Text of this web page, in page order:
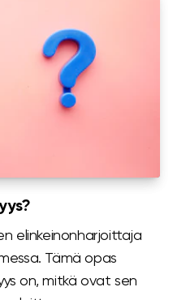
elinkeinonharjoittaja
Tämä opas
on, mitkä ovat sen